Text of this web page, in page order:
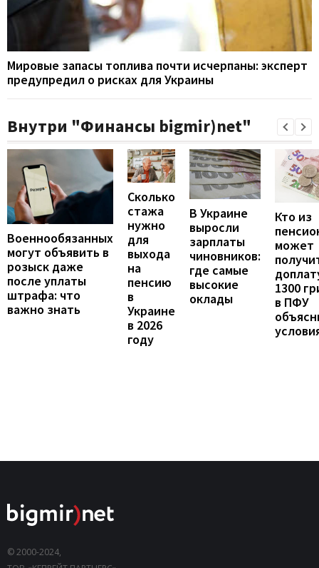
Мировые запасы топлива почти исчерпаны: эксперт
предупредил о рисках для Украины
Внутри "Финансы bigmir)net"
Военнообязанных
могут объявить в
розыск даже
после уплаты
штрафа: что
важно знать
Сколько
стажа
нужно
для
выхода
на
пенсию
в
Украине
в 2026
году
В Украине
выросли
зарплаты
чиновников:
где самые
высокие
оклады
Кто из
может
1300
в ПФУ
© 2000-2024,